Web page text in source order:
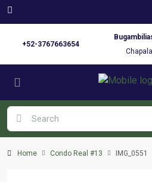
+52-3767663654
Chapala
Home Condo Real #13 IMG_0551